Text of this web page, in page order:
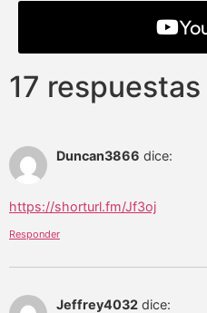
17 respuestas
Duncan3866 dice:
https://shorturl.fm/Jf3oj
Responder
Jeffrey4032 dice: